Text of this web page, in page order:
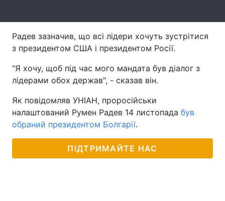
Архів Вакансії
Контакти
Послуги
Радев зазначив, що всі лідери хочуть зустрітися
з президентом США і президентом Росії.
"Я хочу, щоб під час мого мандата був діалог з
лідерами обох держав", - сказав він.
Як повідомляв УНІАН, проросійськи
налаштований Румен Радев 14 листопада був
обраний президентом Болгарії.
ПІДТРИМАЙТЕ НАС